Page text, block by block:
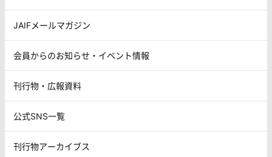
JAIFメールマガジン
会員からのお知らせ・イベント情報
刊行物・広報資料
公式SNS一覧
刊行物アーカイブス